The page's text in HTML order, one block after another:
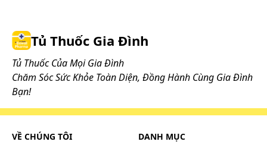
Liều dùng
Liều dùng phụ thuộc vào thể trạng của từng bệnh
nhân, mức độ nghiêm trọng của chấn thương hoặc
tình trạng bệnh và lượng dịch hay protein của cơ
mức độ thiếu hụt albumin huyết tương để xác định
liều dùng thích hợp.
Tủ Thuốc Gia Đình
Tủ Thuốc Của Mọi Gia Đình
Chăm Sóc Sức Khỏe Toàn Diện, Đồng Hành Cùng Gia Đình
Bạn!
VỀ CHÚNG TÔI DANH MỤC